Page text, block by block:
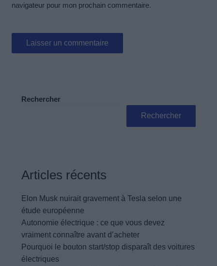
navigateur pour mon prochain commentaire.
Rechercher
Rechercher
Articles récents
Elon Musk nuirait gravement à Tesla selon une
étude européenne
Autonomie électrique : ce que vous devez
vraiment connaître avant d’acheter
Pourquoi le bouton start/stop disparaît des voitures
électriques